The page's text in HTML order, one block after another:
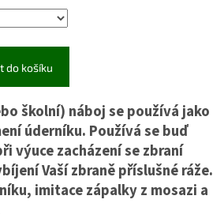
do košíku
školní) náboj se používá jako
úderníku. Používá se buď
výuce zacházení se zbraní
Vaší zbraně příslušné ráže.
imitace zápalky z mosazi a